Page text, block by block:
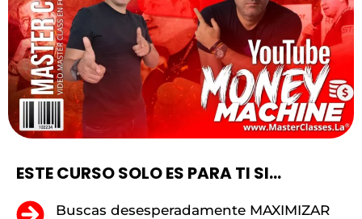
ESTE CURSO SOLO ES PARA TI SI...
Buscas desesperadamente MAXIMIZAR